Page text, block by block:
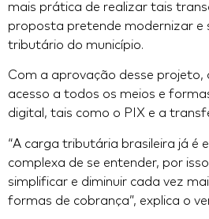
mais prática de realizar tais
proposta pretende modernizar e
tributário do município.
Com a aprovação desse
acesso a todos os meios e
digital, tais como o PIX e a
“A carga tributária brasileira já é
complexa de se entender, por
simplificar e diminuir cada vez
formas de cobrança”, explica o